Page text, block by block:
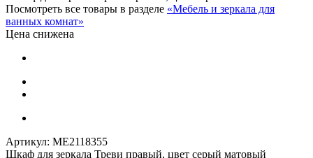
Посмотреть все товары в разделе «Мебель и зеркала для
ванных комнат»
Цена снижена
Артикул: МЕ2118355
Шкаф для зеркала Треви правый, цвет серый матовый